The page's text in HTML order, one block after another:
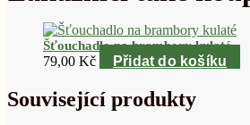
Šťouchadlo na brambory kulaté
79,00 Kč Přidat do košíku
Související produkty